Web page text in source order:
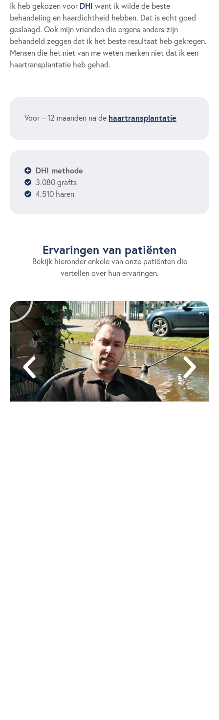
Ik heb gekozen voor DHI want ik wilde de beste
behandeling en haardichtheid hebben. Dat is echt goed
geslaagd. Ook mijn vrienden die ergens anders zijn
behandeld zeggen dat ik het beste resultaat heb gekregen.
Mensen die het niet van me weten merken niet dat ik een
haartransplantatie heb gehad.
Voor – 12 maanden na de haartransplantatie
DHI methode
3.080 grafts
4.510 haren
Ervaringen van patiënten​
Bekijk hieronder enkele van onze patiënten die
vertellen over hun ervaringen.